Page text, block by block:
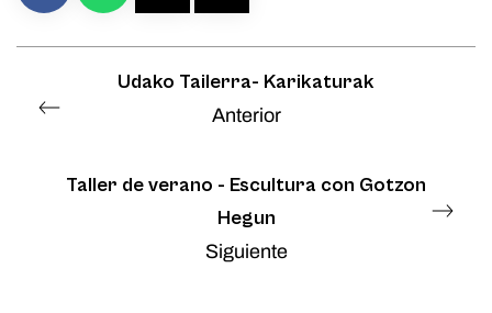
Udako Tailerra- Karikaturak
Anterior
Taller de verano - Escultura con Gotzon
Hegun
Siguiente